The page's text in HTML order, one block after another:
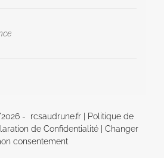
2026 - rcsaudrune.fr | Politique de
de Confidentialité| Changer
consentement